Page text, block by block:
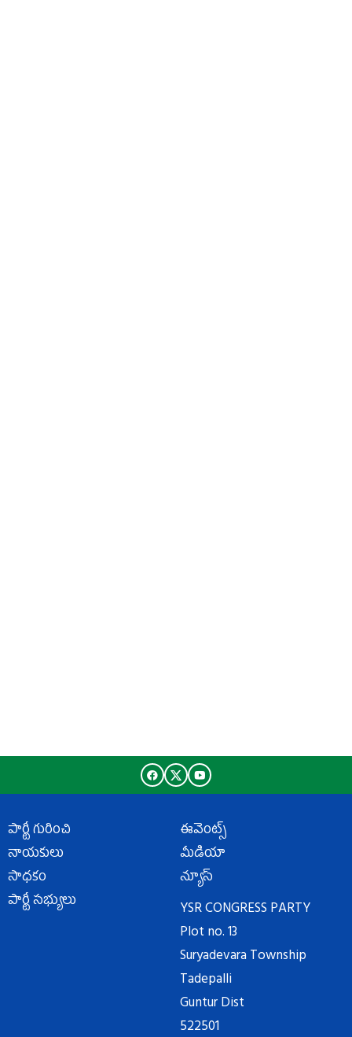
పార్టీ గురించి
నాయకులు
సాధకం
పార్టీ సభ్యులు
ఈవెంట్స్
మీడియా
న్యూస్
YSR CONGRESS PARTY
Plot no. 13
Suryadevara Township
Tadepalli
Guntur Dist
522501